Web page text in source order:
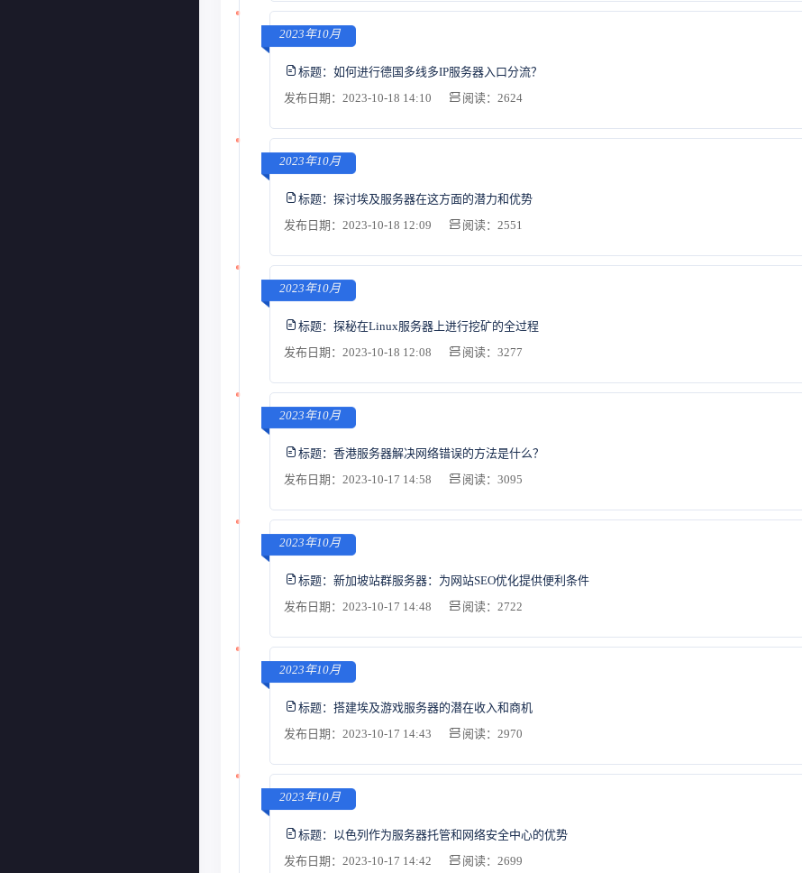
2023年10月
标题： 如何进行德国多线多IP服务器入口分流？
发布日期：2023-10-18 14:10
阅读：2624
2023年10月
标题： 探讨埃及服务器在这方面的潜力和优势
发布日期：2023-10-18 12:09
阅读：2551
2023年10月
标题： 探秘在Linux服务器上进行挖矿的全过程
发布日期：2023-10-18 12:08
阅读：3277
2023年10月
标题： 香港服务器解决网络错误的方法是什么？
发布日期：2023-10-17 14:58
阅读：3095
2023年10月
标题： 新加坡站群服务器：为网站SEO优化提供便利条件
发布日期：2023-10-17 14:48
阅读：2722
2023年10月
标题： 搭建埃及游戏服务器的潜在收入和商机
发布日期：2023-10-17 14:43
阅读：2970
2023年10月
标题：
以色列作为服务器托管和网络安全中心的优势
发布日期：2023-10-17 14:42
阅读：2699